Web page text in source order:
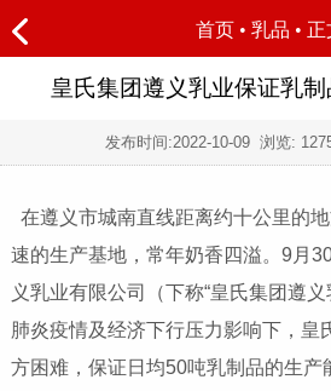
首页 • 乳品 • 正
皇氏集团遵义乳业保证乳
发布时间:2022-10-09浏览:
在遵义市城南直线距离约十公里的
速的生产基地，常年奶香四溢。9月
义乳业有限公司（下称“皇氏集团遵
肺炎疫情及经济下行压力影响下，皇
方困难，保证日均50吨乳制品的生产